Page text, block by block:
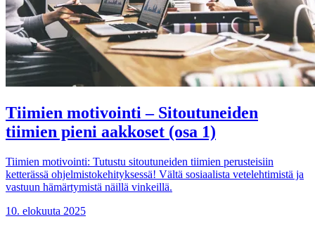
Tiimien motivointi – Sitoutuneiden
tiimien pieni aakkoset (osa 1)
Tiimien motivointi: Tutustu sitoutuneiden tiimien perusteisiin
ketterässä ohjelmistokehityksessä! Vältä sosiaalista vetelehtimistä ja
vastuun hämärtymistä näillä vinkeillä.
10. elokuuta 2025